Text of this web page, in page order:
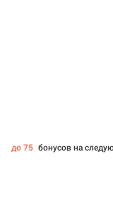
до 75 бонусов на